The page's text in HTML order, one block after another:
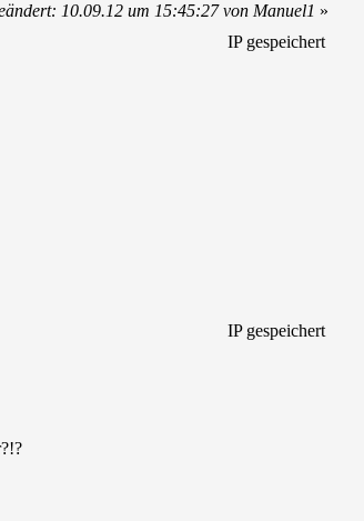
10.09.12 um 15:45:27 von Manuel1 »
IP gespeichert
IP gespeichert